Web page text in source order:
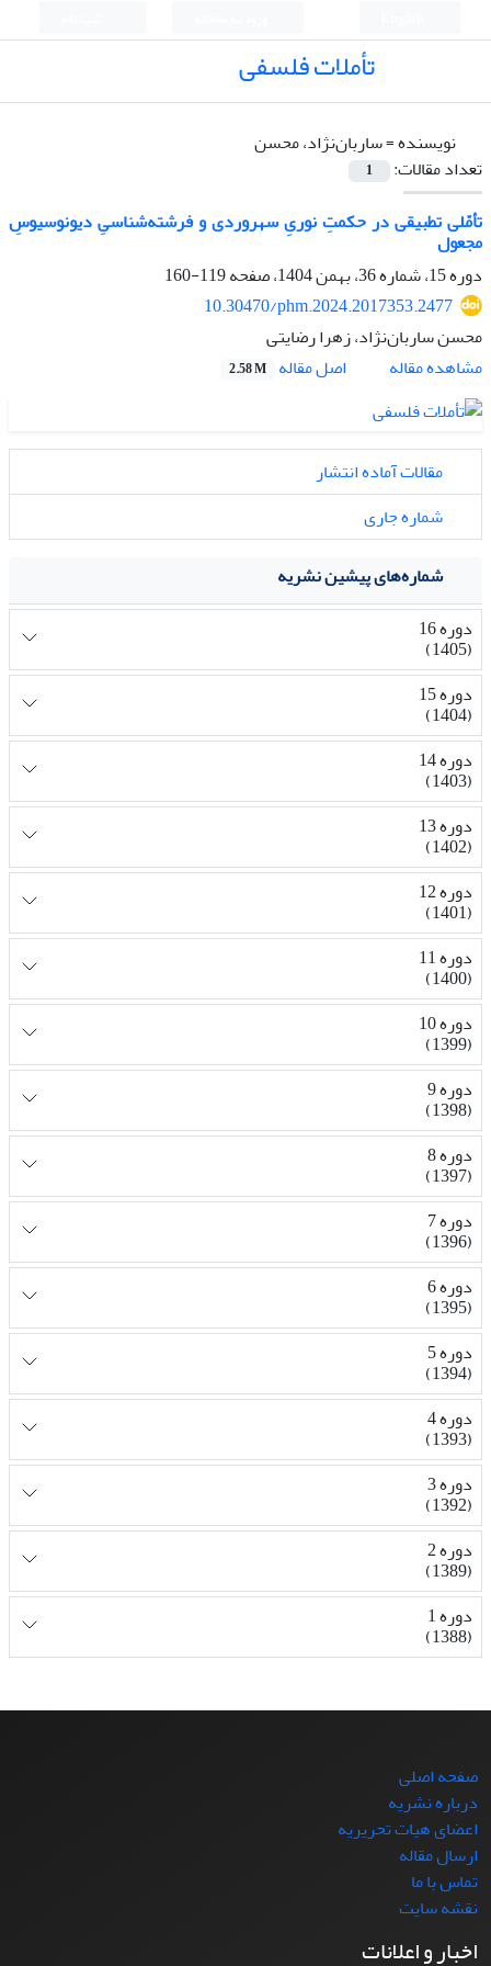
تأملات فلسفی
نویسنده =ساربان‌نژاد، محسن
تعداد مقالات:
1
تأمّلی تطبیقی در حکمتِ نوریِ سهروردی و فرشته‌شناسیِ دیونوسیوسِ
مجعول
دوره 15، شماره 36، بهمن 1404، صفحه
119-160
10.30470/phm.2024.2017353.2477
محسن ساربان‌نژاد، زهرا رضایتی
مشاهده مقاله
اصل مقاله 2.58 M
مقالات آماده انتشار
شماره جاری
شماره‌های پیشین نشریه
دوره 16
(1405)
دوره 15
(1404)
دوره 14
(1403)
دوره 13
(1402)
دوره 12
(1401)
دوره 11
(1400)
دوره 10
(1399)
دوره 9
(1398)
دوره 8
(1397)
دوره 7
(1396)
دوره 6
(1395)
دوره 5
(1394)
دوره 4
(1393)
دوره 3
(1392)
دوره 2
(1389)
دوره 1
(1388)
صفحه اصلی
درباره نشریه
اعضای هیات تحریریه
ارسال مقاله
تماس با ما
نقشه سایت
اخبار و اعلانات